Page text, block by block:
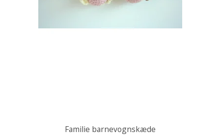
Familie barnevognskæde